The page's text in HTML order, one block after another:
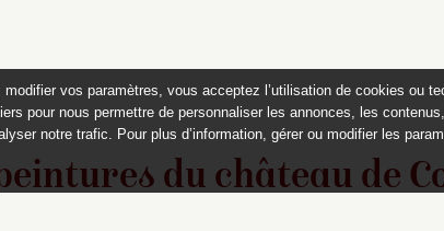
du château de
vos paramètres, vous acceptez l’utilisation de cookies ou
pour nous permettre de personnaliser les annonces, les
notre trafic. Pour plus d’information, gérer ou modifier les